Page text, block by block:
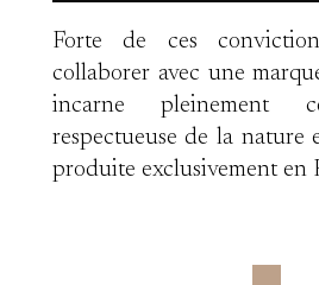
Forte de ces
collaborer avec une
incarne pleinement
respectueuse de la nature
produite exclusivement en